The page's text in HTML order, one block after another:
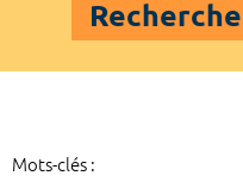
Mots-clés :